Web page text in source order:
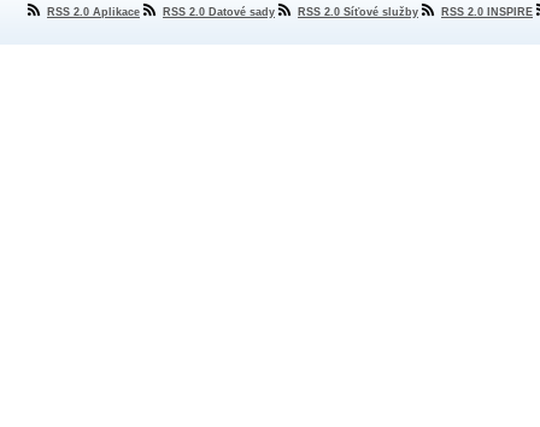
RSS 2.0 Aplikace
RSS 2.0 Datové sady RSS 2.0 Síťové služby RSS 2.0 INSPIRE